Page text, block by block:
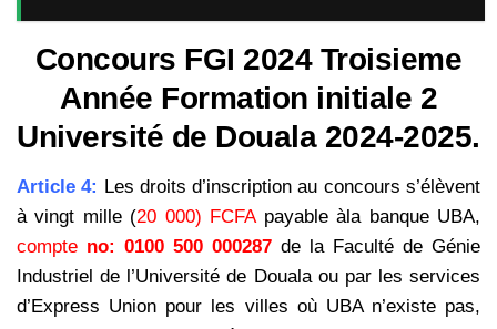
Concours FGI 2024 Troisieme
Année Formation initiale 2
Université de Douala 2024-2025.
Article 4: Les droits d’inscription au concours s’élèvent
à vingt mille (20 000) FCFApayable àla banque UBA,
compte no: 0100 500 000287 de la Faculté de Génie
Industriel de l’Université de Douala ou par les services
d’Express Union pour les villes où UBA n’existe pas,